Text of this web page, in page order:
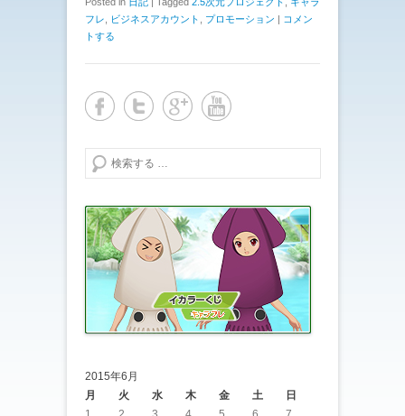
フレ
ビジネスアカウント プロモーション | コメン
トする
検索する
2015年6月
月
火 水 木 金 土
日